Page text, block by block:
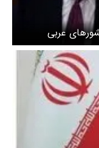
عربی